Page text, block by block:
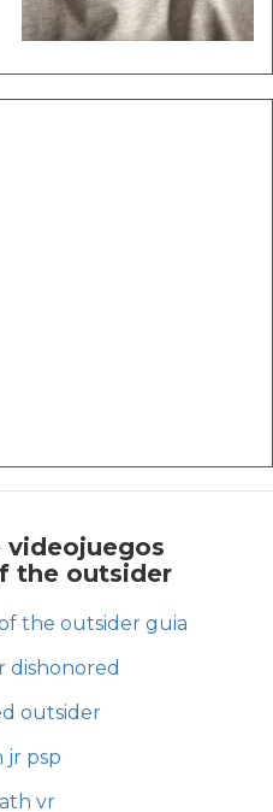
videojuegos
the outsider
the outsider guia
dishonored
outsider
jr psp
vr